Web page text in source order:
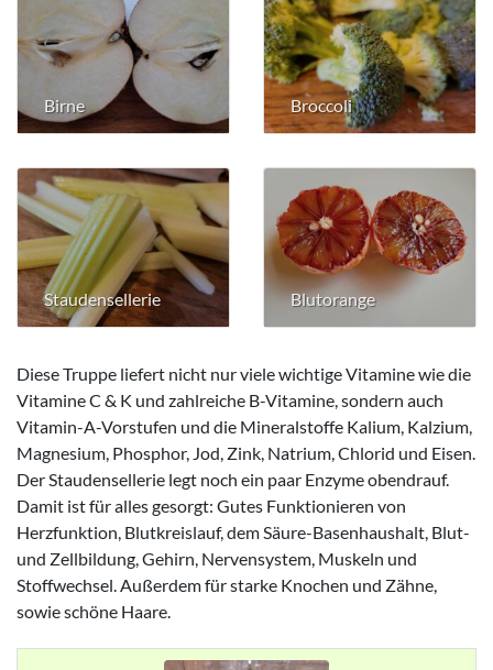
Birne Broccoli
Staudensellerie Blutorange
Diese Truppe liefert nicht nur viele wichtige Vitamine wie die
Vitamine C & K und zahlreiche B-Vitamine, sondern auch
Vitamin-A-Vorstufen und die Mineralstoffe Kalium, Kalzium,
Magnesium, Phosphor, Jod, Zink, Natrium, Chlorid und Eisen.
Der Staudensellerie legt noch ein paar Enzyme obendrauf.
Damit ist für alles gesorgt: Gutes Funktionieren von
Herzfunktion, Blutkreislauf, dem Säure-Basenhaushalt, Blut-
und Zellbildung, Gehirn, Nervensystem, Muskeln und
Stoffwechsel. Außerdem für starke Knochen und Zähne,
sowie schöne Haare.